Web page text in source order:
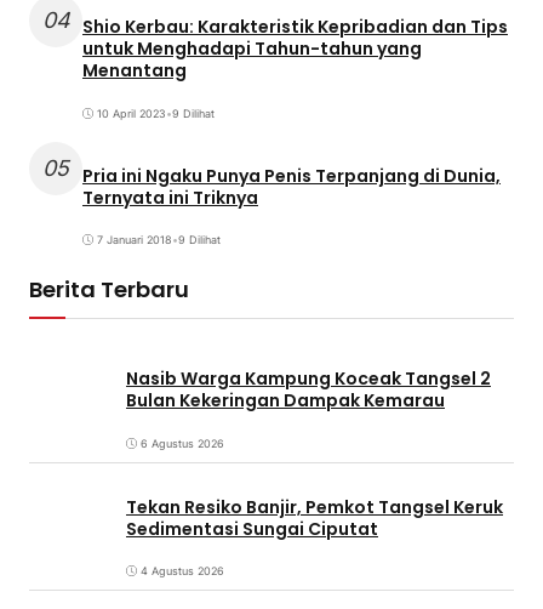
04 Shio Kerbau: Karakteristik Kepribadian dan Tips
untuk Menghadapi Tahun-tahun yang
Menantang
10 April 2023•9 Dilihat
05 Pria ini Ngaku Punya Penis Terpanjang di Dunia,
Ternyata ini Triknya
7 Januari 2018•9 Dilihat
Berita Terbaru
Nasib Warga Kampung Koceak Tangsel 2
Bulan Kekeringan Dampak Kemarau
6 Agustus 2026
Tekan Resiko Banjir, Pemkot Tangsel Keruk
Sedimentasi Sungai Ciputat
4 Agustus 2026